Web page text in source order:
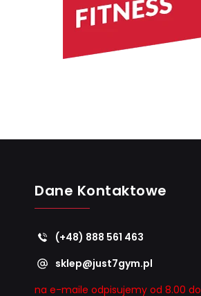
Dane Kontaktowe
(+48) 888 561 463
sklep@just7gym.pl
na e-maile odpisujemy od 8.00 do